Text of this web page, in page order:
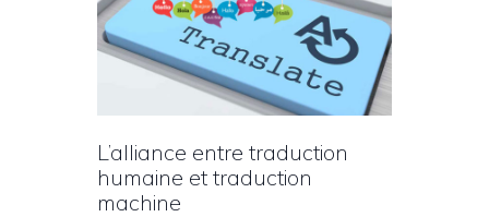
L’alliance entre traduction
humaine et traduction
machine